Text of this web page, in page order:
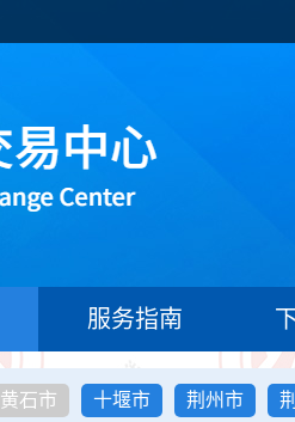
服务指南
黄石市 十堰市 荆州市